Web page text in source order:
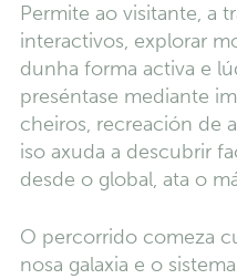
Permite ao visitante, a
interactivos, explorar
dunha forma activa e
preséntase mediante
cheiros, recreación de
iso axuda a descubrir
desde o global, ata o
O percorrido comeza
nosa galaxia e o